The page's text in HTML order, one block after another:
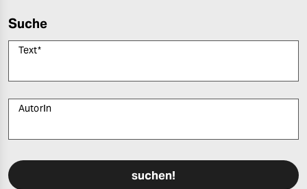
politik
gesellschaft
sport
Suche
Text*
AutorIn